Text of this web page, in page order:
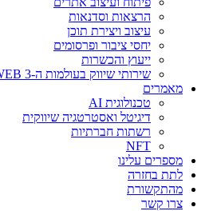
הרצאות וסדנאות
עיצוב ויצירת תוכן
יחסי ציבור ופרסומים
ייעוץ והכשרות
שירותי שיווק בעולמות ה-WEB 3 וה-NFT
מאמרים
טכנולוגית AI
דיגיטל ואסטרטגיה שיווקית
רשתות חברתיות
NFT
מספרים עלינו
לתת בחזרה
מהתקשורת
צרו קשר